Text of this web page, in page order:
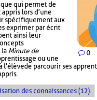
0
qui permet de
lors d’une
spécifiquement aux
exprimer par écrit
ainsi leur
la Minute de
ou une
de parcourir ses
des connaissances (12)